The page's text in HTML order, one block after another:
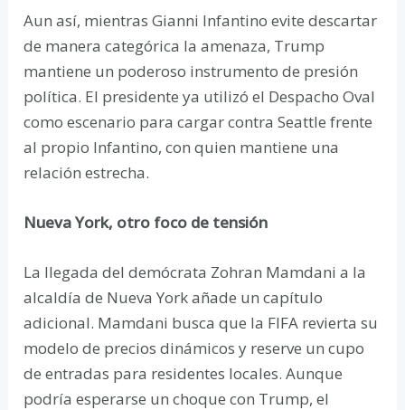
Aun así, mientras Gianni Infantino evite descartar
de manera categórica la amenaza, Trump
mantiene un poderoso instrumento de presión
política. El presidente ya utilizó el Despacho Oval
como escenario para cargar contra Seattle frente
al propio Infantino, con quien mantiene una
relación estrecha.
Nueva York, otro foco de tensión
La llegada del demócrata Zohran Mamdani a la
alcaldía de Nueva York añade un capítulo
adicional. Mamdani busca que la FIFA revierta su
modelo de precios dinámicos y reserve un cupo
de entradas para residentes locales. Aunque
podría esperarse un choque con Trump, el